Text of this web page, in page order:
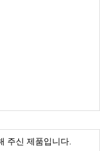
주신 제품입니다.